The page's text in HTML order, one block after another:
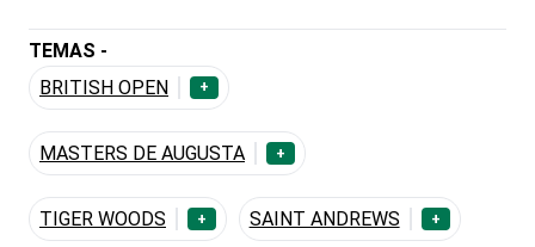
TEMAS -
BRITISH OPEN
+
MASTERS DE AUGUSTA +
TIGER WOODS + SAINT ANDREWS +